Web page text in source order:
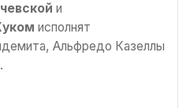
и
исполнят
Альфредо Казеллы